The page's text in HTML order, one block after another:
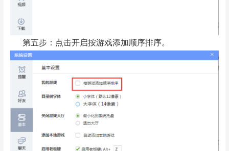
第五步：点击开启按游戏添加顺序排序。